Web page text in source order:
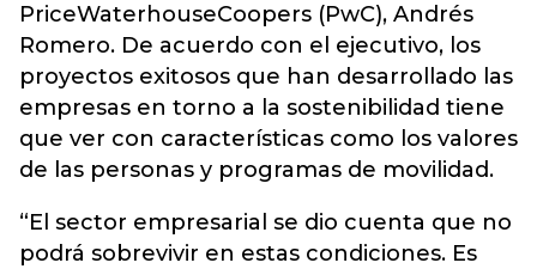
PriceWaterhouseCoopers (PwC), Andrés
Romero. De acuerdo con el ejecutivo, los
proyectos exitosos que han desarrollado las
empresas en torno a la sostenibilidad tiene
que ver con características como los valores
de las personas y programas de movilidad.
“El sector empresarial se dio cuenta que no
podrá sobrevivir en estas condiciones. Es